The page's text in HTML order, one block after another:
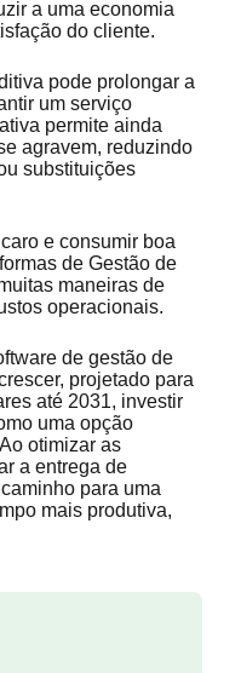
a uma economia
do cliente.
pode prolongar a
um serviço
permite ainda
agravem, reduzindo
substituições
e consumir boa
de Gestão de
maneiras de
operacionais.
de gestão de
projetado para
até 2031, investir
uma opção
otimizar as
a entrega de
para uma
mais produtiva,